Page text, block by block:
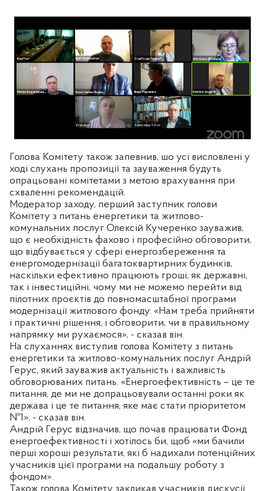
Голова Комітету також запевнив, шо усі висловлені у
ході слухань пропозиції та зауваження будуть
опрацьовані комітетами з метою врахування при
схваленні рекомендацій.
Модератор заходу, перший заступник голови
Комітету з питань енергетики та житлово-
комунальних послуг Олексій Кучеренко зауважив,
що є необхідність фахово і професійно обговорити,
що відбувається у сфері енергозбереження та
енергомодернізації багатоквартирних будинків,
наскільки ефективно працюють гроші, як державні,
так і інвестиційні, чому ми не можемо перейти від
пілотних проєктів до повномасштабної програми
модернізації житлового фонду. «Нам треба прийняти
і практичні рішення, і обговорити, чи в правильному
напрямку ми рухаємося», - сказав він.
На слуханнях виступив голова Комітету з питань
енергетики та житлово-комунальних послуг Андрій
Герус, який зауважив актуальність і важливість
обговорюваних питань. «Енергоефективність – це те
питання, де ми не допрацьовували останні роки як
держава і це те питання, яке має стати пріоритетом
№1», - сказав він.
Андрій Герус відзначив, що почав працювати Фонд
енергоефективності і хотілось би, щоб «ми бачили
перші хороші результати, які б надихали потенційних
учасників цієї програми на подальшу роботу з
фондом».